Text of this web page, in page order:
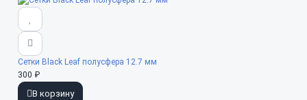
Сетки Black Leaf полусфера 12.7 мм
300 ₽
В корзину